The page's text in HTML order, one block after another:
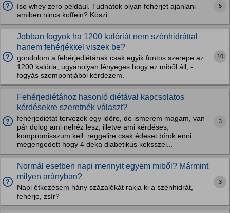
Iso whey zero például. Tudnátok olyan fehérjét ajánlani
amiben nincs koffein? Köszi
5
Jobban fogyok ha 1200 kalóriát nem szénhidráttal
hanem fehérjékkel viszek be?
gondolom a fehérjediétának csak egyik fontos szerepe az
1200 kalória, ugyanolyan lényeges hogy ez miből áll, -
fogyás szempontjából kérdezem.
10
Fehérjediétához hasonló diétával kapcsolatos
kérdésekre szeretnék választ?
fehérjediétát tervezek egy időre, de ismerem magam, van
pár dolog ami nehéz lesz, illetve ami kérdéses,
kompromisszum kell. reggelire csak édeset bírok enni.
megengedett hogy 4 deka diabetikus keksszel...
3
Normál esetben napi mennyit egyem miből? Mármint
milyen arányban?
Napi étkezésem hány százalékát rakja ki a szénhidrát,
fehérje, zsír?
3